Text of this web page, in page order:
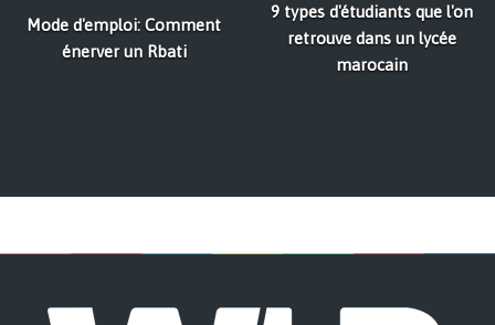
Mode d'emploi: Comment
énerver un Rbati
9 types d'étudiants que l'on
retrouve dans un lycée
marocain